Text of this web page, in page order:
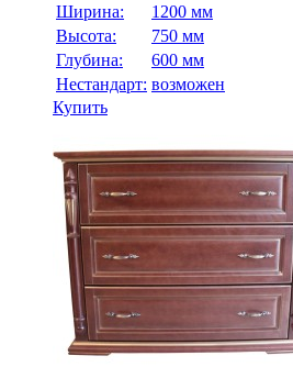
Ширина:
1200 мм
Высота:
750 мм
Глубина:
600 мм
Нестандарт: возможен
Купить